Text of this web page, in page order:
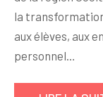
la
aux élèves, aux
personnel…